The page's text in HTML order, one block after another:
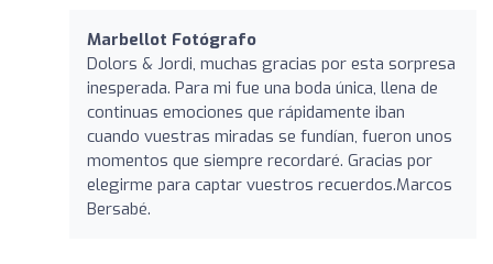
Marbellot Fotógrafo
Dolors & Jordi, muchas gracias por esta sorpresa
inesperada. Para mi fue una boda única, llena de
continuas emociones que rápidamente iban
cuando vuestras miradas se fundían, fueron unos
momentos que siempre recordaré. Gracias por
elegirme para captar vuestros recuerdos.Marcos
Bersabé.